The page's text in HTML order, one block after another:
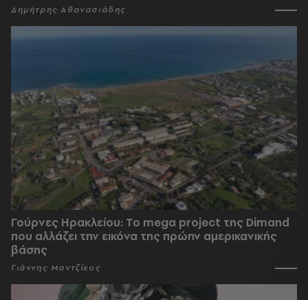
Δημήτρης Αθανασιάδης
Γούρνες Ηρακλείου: To mega project της Dimand
που αλλάζει την εικόνα της πρώην αμερικανικής
βάσης
Γιάννης Μαντζίκος